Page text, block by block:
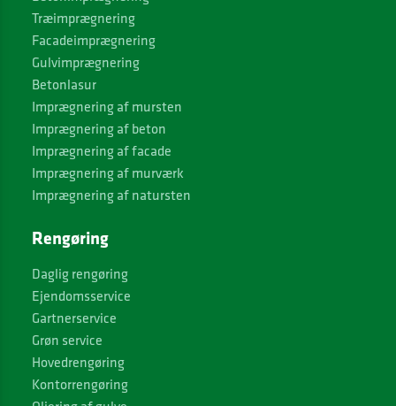
Træimprægnering
Facadeimprægnering
Gulvimprægnering
Betonlasur
Imprægnering af mursten
Imprægnering af beton
Imprægnering af facade
Imprægnering af murværk
Imprægnering af natursten
Rengøring
Daglig rengøring
Ejendomsservice
Gartnerservice
Grøn service
Hovedrengøring
Kontorrengøring